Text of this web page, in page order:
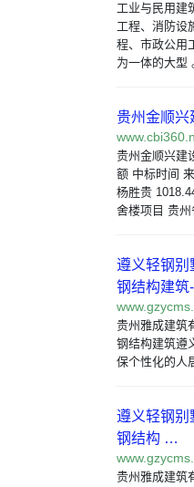
工业与民用建
工程、消防设
程、市政公用
为一体的大型
贵州金顺兴
贵州金顺兴建
额 中标时间
杨胜贵
舍楼项目 贵州
遵义轻钢别
钢结构建筑
贵州雅成建筑
钢结构建筑遵
保个性化的人
遵义轻钢别
钢结构 …
贵州雅成建筑